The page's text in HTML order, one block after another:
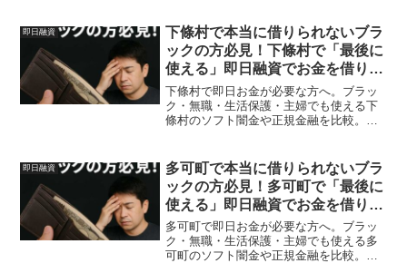
即日融資
下條村で本当に借りられないブラ
ックの方必見！下條村で「最後に
使える」即日融資でお金を借りる
方法を紹介！
下條村で即日お金が必要な方へ。ブラッ
ク・無職・生活保護・主婦でも使える下
條村のソフト闇金や正規金融を比較。安
即日融資
多可町で本当に借りられないブラ
ックの方必見！多可町で「最後に
使える」即日融資でお金を借りる
方法を紹介！
多可町で即日お金が必要な方へ。ブラッ
ク・無職・生活保護・主婦でも使える多
可町のソフト闇金や正規金融を比較。安